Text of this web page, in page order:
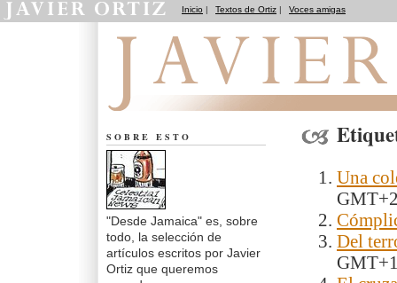
Inicio | Textos de Ortiz | Voces amigas
Una
Del
SOBRE ESTO
"Desde Jamaica" es, sobre
todo, la selección de
artículos escritos por Javier
Ortiz que queremos